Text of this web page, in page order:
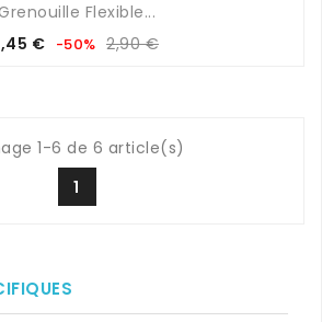
Grenouille Flexible...
Prix
€ Prix
-50% 2,90 €
1-6 de 6 article(s)
1